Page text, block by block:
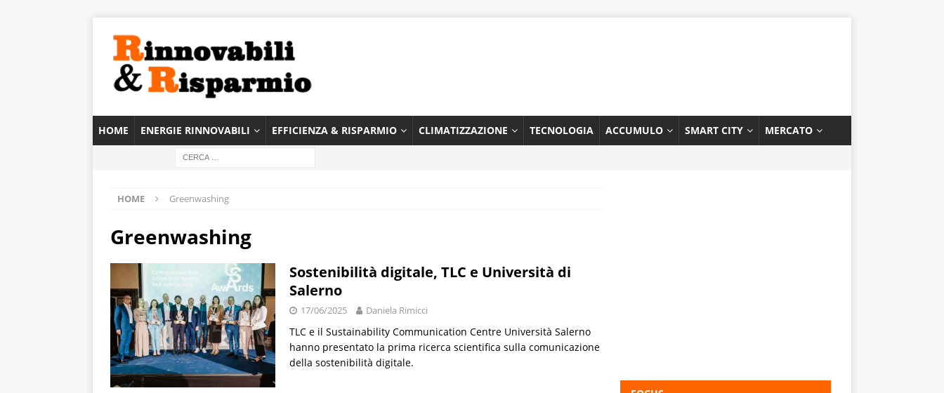
HOME ENERGIE RINNOVABILI EFFICIENZA & RISPARMIO CLIMATIZZAZIONE TECNOLOGIA ACCUMULO SMART CITY MERCATO
HOME Greenwashing
Greenwashing
Sostenibilità digitale, TLC e Università di
Salerno
17/06/2025 Daniela Rimicci
TLC e il Sustainability Communication Centre Università Salerno
hanno presentato la prima ricerca scientifica sulla comunicazione
della sostenibilità digitale.